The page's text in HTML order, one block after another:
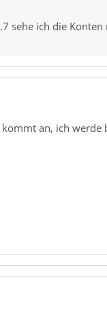
sehe ich die Konten
an, ich werde